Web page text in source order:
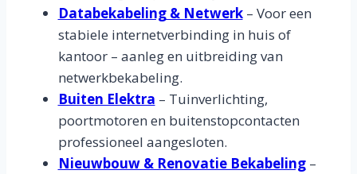
Databekabeling & Netwerk– Voor een
stabiele internetverbinding in huis of
kantoor – aanleg en uitbreiding van
netwerkbekabeling.
Buiten Elektra – Tuinverlichting,
poortmotoren en buitenstopcontacten
professioneel aangesloten.
Nieuwbouw & Renovatie Bekabeling–